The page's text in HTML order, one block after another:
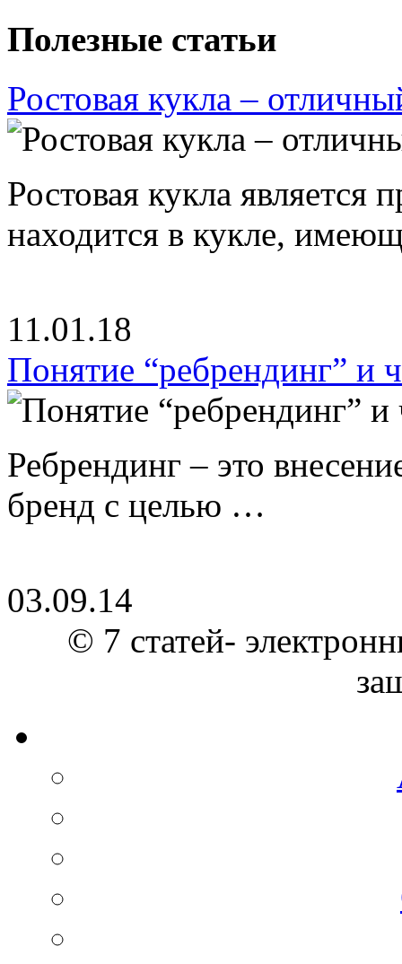
Полезные статьи
Ростовая кукла –
Ростовая кукла является
находится в кукле,
11.01.18
Понятие “ребрендинг” и
Ребрендинг – это
бренд с целью …
03.09.14
© 7 статей-